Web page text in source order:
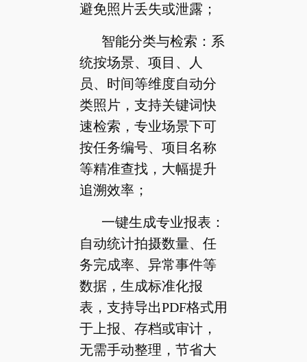
避免照片丢失或泄露；
智能分类与检索：系
统按场景、项目、人
员、时间等维度自动分
类照片，支持关键词快
速检索，专业场景下可
按任务编号、项目名称
等精准查找，大幅提升
追溯效率；
一键生成专业报表：
自动统计拍摄数量、任
务完成率、异常事件等
数据，生成标准化报
表，支持导出PDF格式用
于上报、存档或审计，
无需手动整理，节省大